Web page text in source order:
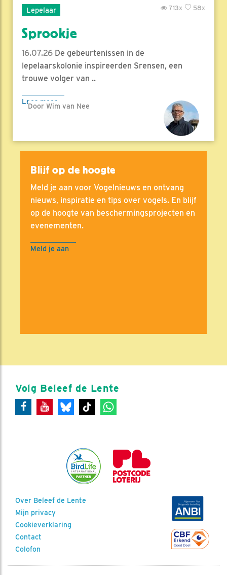
Lepelaar 58x
713x
Sprookje
16.07.26 De gebeurtenissen in de
lepelaarskolonie inspireerden Srensen, een
trouwe volger van ..
Lees meer
Door Wim van Nee
Blijf op de hoogte
Meld je aan voor Vogelnieuws en ontvang
nieuws, inspiratie en tips over vogels. En blijf
op de hoogte van beschermingsprojecten en
evenementen.
Meld je aan
Volg Beleef de Lente
Over Beleef de Lente
Mijn privacy
Cookieverklaring
Contact
Colofon